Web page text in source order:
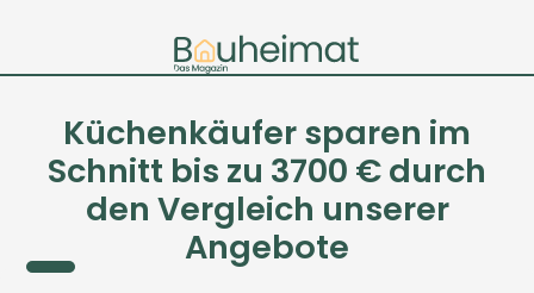
Küchenkäufer sparen im
Schnitt bis zu 3700 € durch
den Vergleich unserer
Angebote